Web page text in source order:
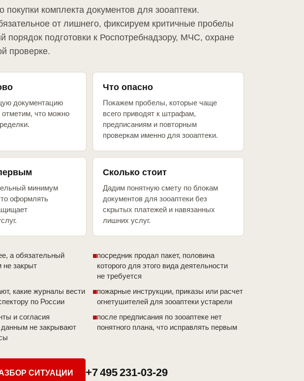
покупки комплекта документов для зооаптеки.
от лишнего, фиксируем критичные пробелы
порядок подготовки к Роспотребнадзору, МЧС, охране
проверке.
документацию
отметим, что можно
Что опасно
Покажем пробелы, которые чаще
всего приводят к штрафам,
предписаниям и повторным
проверкам именно для зооаптеки.
минимум
оформлять
Сколько стоит
Дадим понятную смету по блокам
документов для зооаптеки без
скрытых платежей и навязанных
лишних услуг.
а обязательный
не закрыт
посредник продал пакет, половина
которого для этого вида деятельности
не требуется
какие журналы вести
по России
пожарные инструкции, приказы или расчет
огнетушителей для зооаптеки устарели
и согласия
не закрывают
после предписания по зооаптеке нет
понятного плана, что исправлять первым
СИТУАЦИИ +7 495 231-03-29